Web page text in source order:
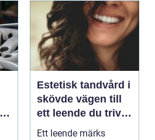
Estetisk tandvård i
skövde vägen till
ett leende du trivs
med
Ett leende märks